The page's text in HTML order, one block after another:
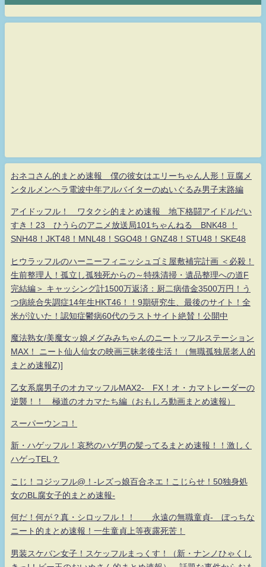
おネコさん的まとめ速報 僕の彼女はエリーちゃん人形！豆腐メ
ンタルメンヘラ電波中年アルバイターのぬいぐるみ男子末路編
アイドッフル！ ワタクシ的まとめ速報 地下格闘アイドルだい
すき！23 ひうらのアニメ放送局101ちゃんねる BNK48 ！
SNH48！JKT48！MNL48！SGO48！GNZ48！STU48！SKE48
ヒウラッフルのハーニーフィニッシュゴミ屋敷補完計画 ＜必殺！
生前整理人！孤立し孤独死からの～特殊清掃・遺品整理への道F
完結編＞ キャッシング計1500万返済：厨二病借金3500万円！う
つ病統合失調症14年生HKT46！！9期研究生、最後のサイト！全
米が泣いた！認知症鬱病60代のラストサイト絶賛！公開中
魔法熟女/美魔女ッ娘メグみみちゃんのニートッフルステーション
MAX！ ニート仙人仙女の映画三昧老後生活！（無職孤独居老人的
まとめ速報Z)]
乙女系腐男子のオカマッフルMAX2- FX！オ・カマトレーダーの
逆襲！！ 極道のオカマたち編（おもしろ動画まとめ速報）
スーパーウンコ！
新・ハゲッフル！哀愁のハゲ男の髪ってるまとめ速報！！激しく
ハゲっTEL？
こじ！コジッフル@！-レズっ娘百合ネエ！こじらせ！50独身処
女のBL腐女子的まとめ速報-
何だ！何が？真・シロッフル！！ 永遠の無職童貞- ぼっちな
ニート的まとめ速報！一生童貞上等夜露死苦！
男装スケバン女子！スケッフルまっくす！（新・ナンノひゃくし